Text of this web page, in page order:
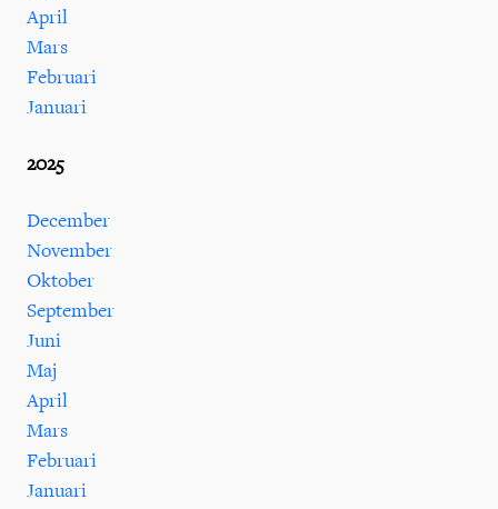
April
Mars
Februari
Januari
2025
December
November
Oktober
September
Juni
Maj
April
Mars
Februari
Januari